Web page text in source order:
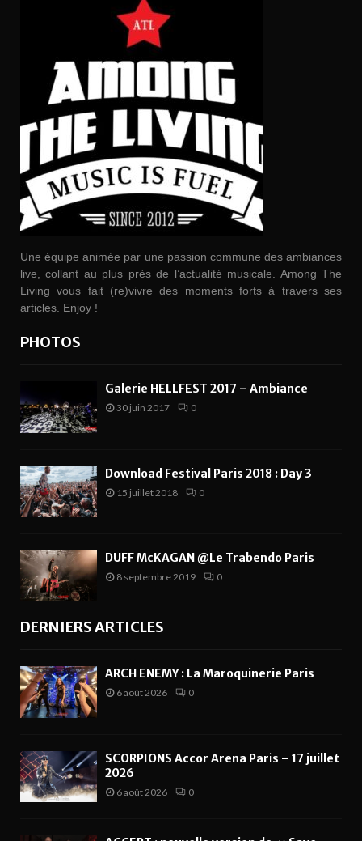
Une équipe animée par une passion commune des ambiances
live, collant au plus près de l’actualité musicale. Among The
Living vous fait (re)vivre des moments forts à travers ses
articles. Enjoy !
PHOTOS
Galerie HELLFEST 2017 – Ambiance
30 juin 2017 0
Download Festival Paris 2018 : Day 3
15 juillet 2018 0
DUFF McKAGAN @Le Trabendo Paris
8 septembre 2019 0
DERNIERS ARTICLES
ARCH ENEMY : La Maroquinerie Paris
6 août 2026 0
SCORPIONS Accor Arena Paris – 17 juillet
2026
6 août 2026 0